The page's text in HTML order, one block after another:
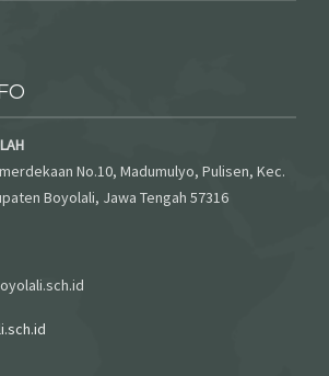
No.10, Madumulyo, Pulisen, Kec.
Boyolali, Jawa Tengah 57316